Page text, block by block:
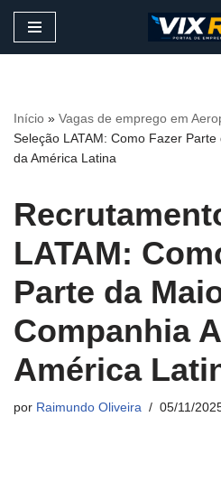
conteúdo
Início » Vagas de emprego em
Seleção LATAM: Como Fazer
da América Latina
LATAM:
Parte da
Companhia
América
por Raimundo Oliveira 05/11/